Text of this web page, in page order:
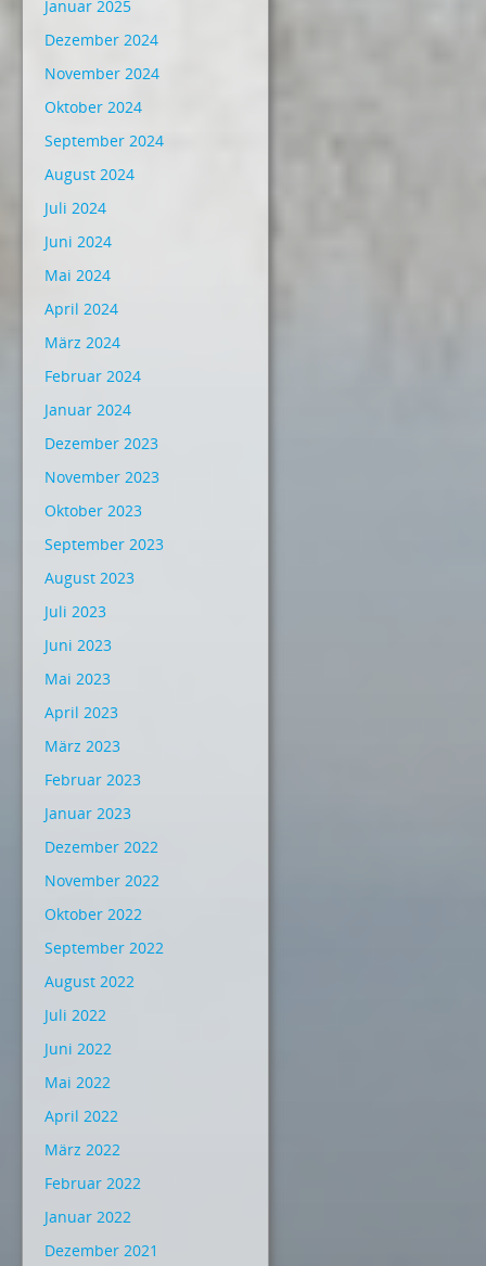
Januar 2025
Dezember 2024
November 2024
Oktober 2024
September 2024
August 2024
Juli 2024
Juni 2024
Mai 2024
April 2024
März 2024
Februar 2024
Januar 2024
Dezember 2023
November 2023
Oktober 2023
September 2023
August 2023
Juli 2023
Juni 2023
Mai 2023
April 2023
März 2023
Februar 2023
Januar 2023
Dezember 2022
November 2022
Oktober 2022
September 2022
August 2022
Juli 2022
Juni 2022
Mai 2022
April 2022
März 2022
Februar 2022
Januar 2022
Dezember 2021